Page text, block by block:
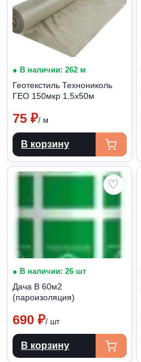
● В наличии: 262 м
Геотекстиль Технониколь
ГЕО 150мкр 1,5х50м
75 ₽/ м
В корзину
♡
● В наличии: 26 шт
Дача В 60м2
(пароизоляция)
690 ₽/ шт
В корзину